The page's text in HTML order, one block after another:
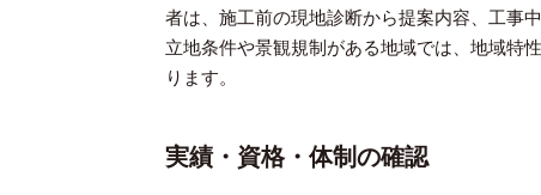
者は、施工前の現地診断から提案内容、工事
立地条件や景観規制がある地域では、地域特
ります。
実績・資格・体制の確認